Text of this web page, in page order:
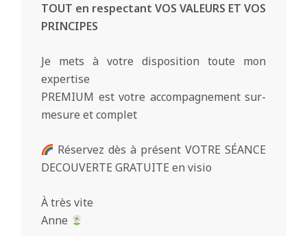
TOUT en respectant VOS VALEURS ET VOS
PRINCIPES
Je mets à votre disposition toute mon
expertise
PREMIUM est votre accompagnement sur-
mesure et complet
Réservez dès à présent VOTRE SÉANCE
DECOUVERTE GRATUITE en visio
À très vite
Anne